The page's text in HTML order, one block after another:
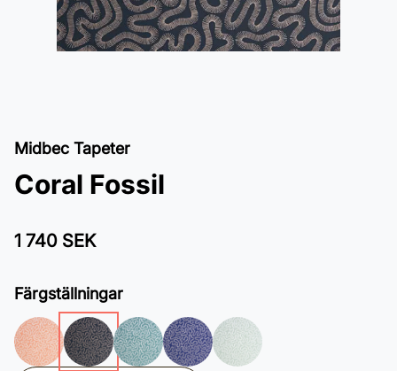
Midbec Tapeter
Coral Fossil
1 740 SEK
Färgställningar